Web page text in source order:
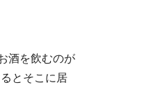
酒を飲むのが
とそこに居